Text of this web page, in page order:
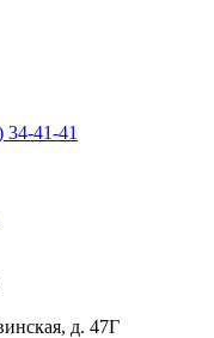
34-41-41
д. 47Г